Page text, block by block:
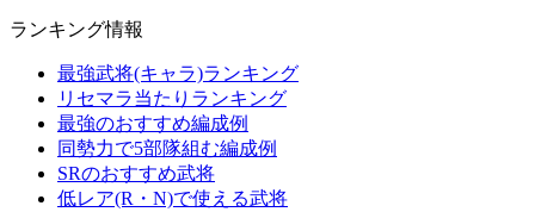
ランキング情報
最強武将(キャラ)ランキング
リセマラ当たりランキング
最強のおすすめ編成例
同勢力で5部隊組む編成例
SRのおすすめ武将
低レア(R・N)で使える武将